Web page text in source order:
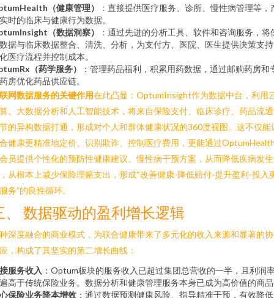
（健康管理）
：直接提供医疗服务、诊所、慢性病管理等，
时的临床与健康行为数据。
（数据洞察）
：通过先进的分析工具、软件和咨询服务，将
据与临床数据整合、清洗、分析，为支付方、医院、医生提供决策支
医疗流程并控制成本。
（药学服务）
：管理药品福利，积累用药数据，通过邮购药房和
房优化药品供应链。
网数据服务的关键作用在此凸显：OptumInsight作为数据中台，利用
、大数据分析和人工智能技术，将来自保险支付、临床诊疗、药品流
的异构数据打通，形成对个人和群体健康状况的360度视图。这不仅能
健康更精准地定价、识别欺诈、控制医疗费用，更能通过
员提供个性化的预防性健康建议、慢性病干预方案，从而降低疾病发生
从根本上减少保险理赔支出，形成“改善健康-降低赔付-提升盈利-投入
务”的良性循环。
、 数据驱动的盈利增长逻辑
深度融合的商业模式，为联合健康带来了多元化的收入来源和显著的
，构成了其坚实的第二增长曲线：
服务收入 ：Optum板块的服务收入已超过集团总营收的一半，且利润
高于传统保险业务。数据分析和健康管理服务本身已成为高价值的商
保险业务降本增效 ：通过数据预测健康风险、指导精准干预，有效降